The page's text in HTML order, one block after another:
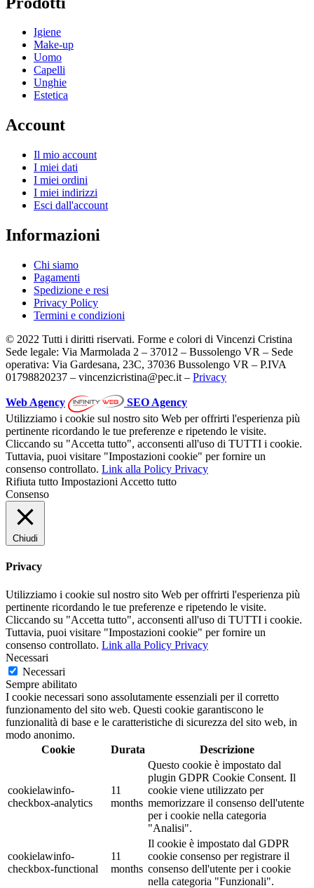
Igiene
Make-up
Uomo
Capelli
Unghie
Estetica
Account
Il mio account
I miei dati
I miei ordini
I miei indirizzi
Esci dall'account
Informazioni
Chi siamo
Pagamenti
Spedizione e resi
Privacy Policy
Termini e condizioni
© 2022 Tutti i diritti riservati. Forme e colori di Vincenzi Cristina
Sede legale: Via Marmolada 2 – 37012 – Bussolengo VR – Sede
operativa: Via Gardesana, 23C, 37036 Bussolengo VR – P.IVA
01798820237 – vincenzicristina@pec.it – Privacy
Web Agency
SEO Agency
Utilizziamo i cookie sul nostro sito Web per offrirti l'esperienza più
pertinente ricordando le tue preferenze e ripetendo le visite.
Cliccando su "Accetta tutto", acconsenti all'uso di TUTTI i cookie.
Tuttavia, puoi visitare "Impostazioni cookie" per fornire un
consenso controllato. Link alla Policy Privacy
Rifiuta tutto Impostazioni Accetto tutto
Consenso
Chiudi
Privacy
Utilizziamo i cookie sul nostro sito Web per offrirti l'esperienza più
pertinente ricordando le tue preferenze e ripetendo le visite.
Cliccando su "Accetta tutto", acconsenti all'uso di TUTTI i cookie.
Tuttavia, puoi visitare "Impostazioni cookie" per fornire un
consenso controllato. Link alla Policy Privacy
Necessari
Necessari
Sempre abilitato
I cookie necessari sono assolutamente essenziali per il corretto
funzionamento del sito web. Questi cookie garantiscono le
funzionalità di base e le caratteristiche di sicurezza del sito web, in
modo anonimo.
Cookie
Durata Descrizione
cookielawinfo-
checkbox-analytics
11
months
Questo cookie è impostato dal
plugin GDPR Cookie Consent. Il
cookie viene utilizzato per
memorizzare il consenso dell'utente
per i cookie nella categoria
"Analisi".
cookielawinfo-
checkbox-functional
11
months
Il cookie è impostato dal GDPR
cookie consenso per registrare il
consenso dell'utente per i cookie
nella categoria "Funzionali".